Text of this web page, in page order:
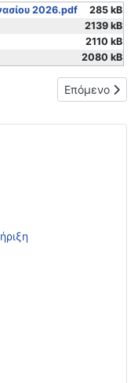
2026.pdf
285 kB
2139 kB
2110 kB
2080 kB
Πρόσκληση σε
Επόμενο
Επόμενο